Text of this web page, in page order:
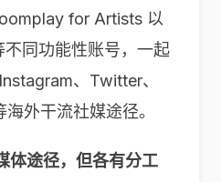
for Artists 以
同功能性账号，一起
、Twitter、
外干流社媒途径。
体途径，但各有分工